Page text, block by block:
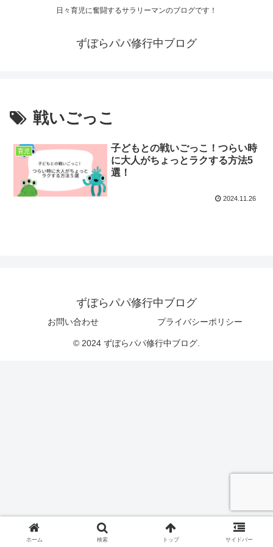
日々育児に奮闘するサラリーマンのブログです！
ずぼらパパ修行中ブログ
戦いごっこ
育児
子どもとの戦いごっこ！つらい時
に大人がちょっとラクする方法5
選！
2024.11.26
ずぼらパパ修行中ブログ
お問い合わせ プライバシーポリシー
© 2024 ずぼらパパ修行中ブログ.
ホーム 検索 トップ サイドバー